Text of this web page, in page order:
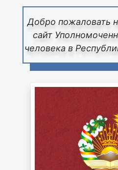
Добро пожаловать
сайт
человека в